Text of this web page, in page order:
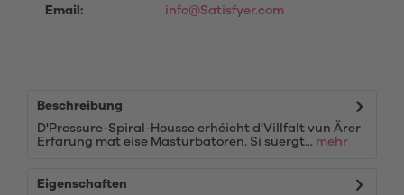
Email:
info@Satisfyer.com
Beschreibung
D'Pressure-Spiral-Housse erhéicht d'Villfalt vun Ärer
Erfarung mat eise Masturbatoren. Si suergt... mehr
Eigenschaften